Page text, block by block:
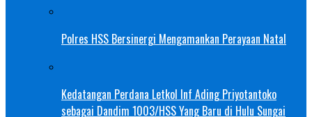
Polres HSS Bersinergi Mengamankan Perayaan Natal
Kedatangan Perdana Letkol Inf Ading Priyotantoko
sebagai Dandim 1003/HSS Yang Baru di Hulu Sungai